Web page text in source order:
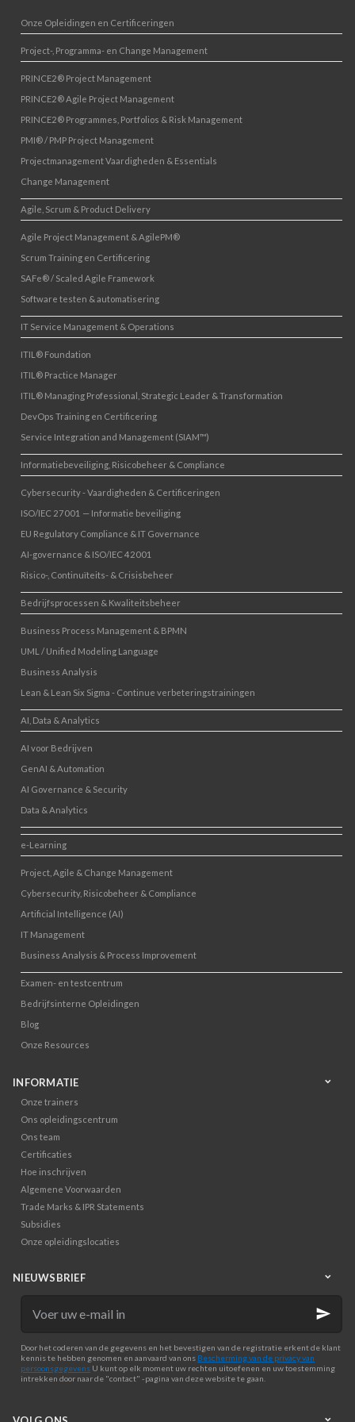
Onze Opleidingen en Certificeringen
Project-, Programma- en Change Management
PRINCE2® Project Management
PRINCE2® Agile Project Management
PRINCE2® Programmes, Portfolios & Risk Management
PMI® / PMP Project Management
Projectmanagement Vaardigheden & Essentials
Change Management
Agile, Scrum & Product Delivery
Agile Project Management & AgilePM®
Scrum Training en Certificering
SAFe® / Scaled Agile Framework
Software testen & automatisering
IT Service Management & Operations
ITIL® Foundation
ITIL® Practice Manager
ITIL® Managing Professional, Strategic Leader & Transformation
DevOps Training en Certificering
Service Integration and Management (SIAM™)
Informatiebeveiliging, Risicobeheer & Compliance
Cybersecurity - Vaardigheden & Certificeringen
ISO/IEC 27001 — Informatie beveiliging
EU Regulatory Compliance & IT Governance
AI-governance & ISO/IEC 42001
Risico-, Continuïteits- & Crisisbeheer
Bedrijfsprocessen & Kwaliteitsbeheer
Business Process Management & BPMN
UML / Unified Modeling Language
Business Analysis
Lean & Lean Six Sigma - Continue verbeteringstrainingen
AI, Data & Analytics
AI voor Bedrijven
GenAI & Automation
AI Governance & Security
Data & Analytics
e-Learning
Project, Agile & Change Management
Cybersecurity, Risicobeheer & Compliance
Artificial Intelligence (AI)
IT Management
Business Analysis & Process Improvement
Examen- en testcentrum
Bedrijfsinterne Opleidingen
Blog
Onze Resources
INFORMATIE
Onze trainers
Ons opleidingscentrum
Ons team
Certificaties
Hoe inschrijven
Algemene Voorwaarden
Trade Marks & IPR Statements
Subsidies
Onze opleidingslocaties
NIEUWSBRIEF
in
Door het coderen van de gegevens en het bevestigen van de registratie erkent de klant
kennis te hebben genomen en aanvaard van ons Bescherming van de privacy van
persoonsgegevens U kunt op elk moment uw rechten uitoefenen en uw toestemming
intrekken door naar de "contact" -pagina van deze website te gaan.